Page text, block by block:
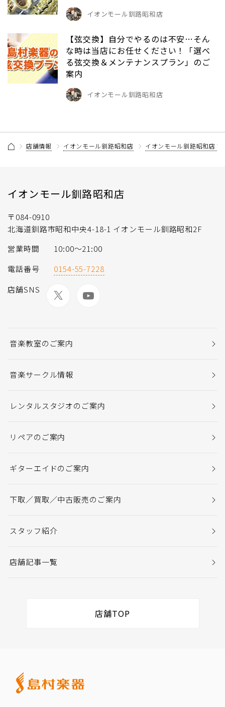
イオンモール釧路昭和店
【弦交換】自分でやるのは不安…そん
な時は当店にお任せください！「選べ
る弦交換＆メンテナンスプラン」のご
案内
イオンモール釧路昭和店
店舗情報 イオンモール釧路昭和店 イオンモール釧路昭和店
イオンモール釧路昭和店
〒084-0910
北海道釧路市昭和中央4-18-1 イオンモール釧路昭和2F
営業時間
10:00～21:00
電話番号
0154-55-7228
店舗SNS
音楽教室のご案内
音楽サークル情報
レンタルスタジオのご案内
リペアのご案内
ギターエイドのご案内
下取／買取／中古販売のご案内
スタッフ紹介
店舗記事一覧
店舗TOP